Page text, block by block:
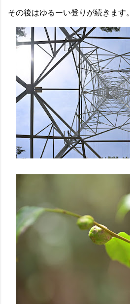
その後はゆるーい登りが続きます。